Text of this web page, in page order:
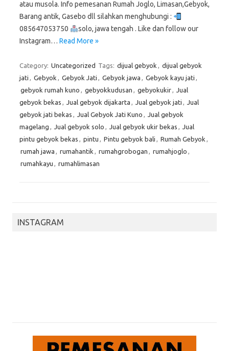
atau musola. Info pemesanan Rumah Joglo, Limasan,Gebyok,
Barang antik, Gasebo dll silahkan menghubungi :
085647053750
solo, jawa tengah . Like dan follow our
Instagram… Read More »
Category: Uncategorized Tags: dijual gebyok , dijual gebyok
jati , Gebyok , Gebyok Jati , Gebyok jawa , Gebyok kayu jati ,
gebyok rumah kuno , gebyokkudusan , gebyokukir, Jual
gebyok bekas , Jual gebyok dijakarta , Jual gebyok jati , Jual
gebyok jati bekas , Jual Gebyok Jati Kuno , Jual gebyok
magelang , Jual gebyok solo , Jual gebyok ukir bekas , Jual
pintu gebyok bekas , pintu , Pintu gebyok bali , Rumah Gebyok ,
rumah jawa , rumahantik , rumahgrobogan , rumahjoglo ,
rumahkayu , rumahlimasan
INSTAGRAM